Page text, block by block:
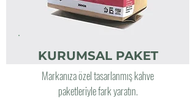
KURUMSAL PAKET
Markanıza özel tasarlanmış kahve
paketleriyle fark yaratın.